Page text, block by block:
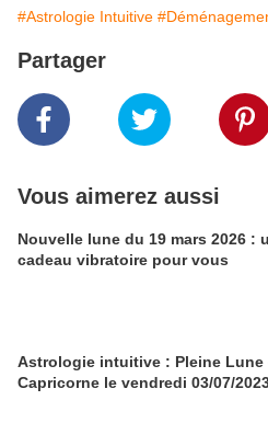
#Astrologie Intuitive
Partager
Vous aimerez aussi
Nouvelle lune du 19 mars 2026 :
cadeau vibratoire pour vous
Astrologie intuitive : Pleine Lune
Capricorne le vendredi 03/07/